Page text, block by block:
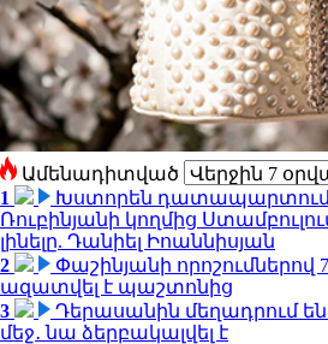
Ամենադիտված
1
Խստորեն դատապարտում
Ռուբինյանի կողմից
լինելը. Դանիել Իոաննիսյան
2
Փաշինյանի
ազատվել է պաշտոնից
3
Դերասանին մեղադրում
մեջ․ նա ձերբակալվել է